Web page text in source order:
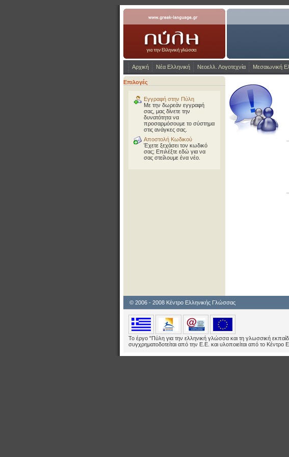
www.greek-language.gr Η Πύλη για την
Αρχική Νέα Ελληνική Νεοελλ. Λογοτεχνία Μεσαιωνική
Επιλογές
Εγγραφή στην Πύλη
Με την δωρεάν εγγραφή
σας, μας δίνετε την
δυνατότητα να
προσαρμόσουμε το σύστημα
στις ανάγκες σας.
Αποστολή Κωδικού
Έχετε ξεχάσει τον κωδικό
σας; Επιλέξτε εδώ για να
σας στείλουμε ένα νέο.
© 2006 - 2008 Κέντρο Ελληνικής Γλώσσας
Το έργο "Πύλη για την ελληνική γλώσσα και τη γλωσσική
συγχρηματοδοτείται από την Ε.E. και υλοποιείται από το Κέντρο